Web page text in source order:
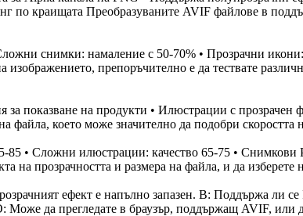
по краищата Преобразуваните AVIF файлове в
снимки: намаление с 50-70% • Прозрачни
препоръчително е да тествате
показване на продукти • Илюстрации с
което може значително да подобри скоростта
• Сложни илюстрации: качество 65-75 • Снимкови
на прозрачността и размера на файла, и да изберете
ефект е напълно запазен. В: Поддържа ли
да прегледате в браузър, поддържащ AVIF, или